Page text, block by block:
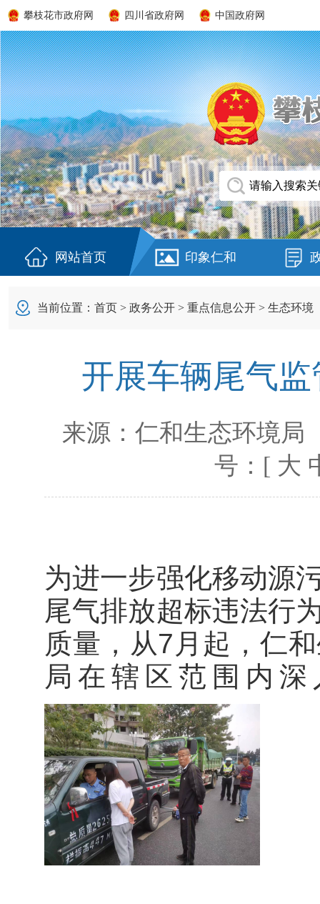
攀枝花市政府网 四川省政府网 中国政府网
网站首页 印象仁和
当前位置： 首页 > 政务公开 > 重点信息公开 > 生态环境
开展车辆尾气
来源： 仁和生态环境局
号：[ 大
为进一步强化移动源
尾气排放超标违法行
质量，从7月起，仁
局在辖区范围内